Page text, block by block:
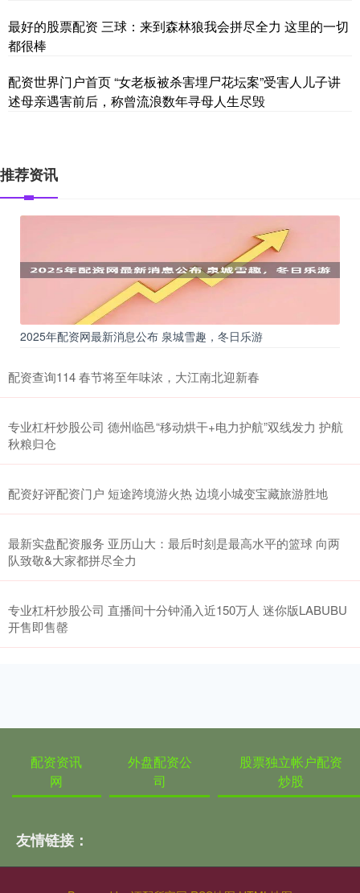
最好的股票配资 三球：来到森林狼我会拼尽全力 这里的一切
都很棒
配资世界门户首页 “女老板被杀害埋尸花坛案”受害人儿子讲
述母亲遇害前后，称曾流浪数年寻母人生尽毁
推荐资讯
2025年配资网最新消息公布 泉城雪趣，冬日乐游
配资查询114 春节将至年味浓，大江南北迎新春
专业杠杆炒股公司 德州临邑“移动烘干+电力护航”双线发力 护航
秋粮归仓
配资好评配资门户 短途跨境游火热 边境小城变宝藏旅游胜地
最新实盘配资服务 亚历山大：最后时刻是最高水平的篮球 向两
队致敬&大家都拼尽全力
专业杠杆炒股公司 直播间十分钟涌入近150万人 迷你版LABUBU
开售即售罄
配资资讯
网
外盘配资公
司
股票独立帐户配资
炒股
友情链接：